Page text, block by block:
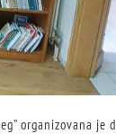
organizovana je